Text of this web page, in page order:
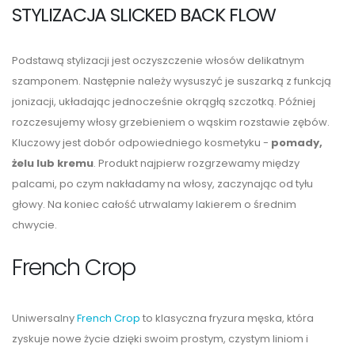
STYLIZACJA SLICKED BACK FLOW
Podstawą stylizacji jest oczyszczenie włosów delikatnym
szamponem. Następnie należy wysuszyć je suszarką z funkcją
jonizacji, układając jednocześnie okrągłą szczotką. Później
rozczesujemy włosy grzebieniem o wąskim rozstawie zębów.
Kluczowy jest dobór odpowiedniego kosmetyku - pomady,
żelu lub kremu. Produkt najpierw rozgrzewamy między
palcami, po czym nakładamy na włosy, zaczynając od tyłu
głowy. Na koniec całość utrwalamy lakierem o średnim
chwycie.
French Crop
UniwersalnyFrench Crop to klasyczna fryzura męska, która
zyskuje nowe życie dzięki swoim prostym, czystym liniom i